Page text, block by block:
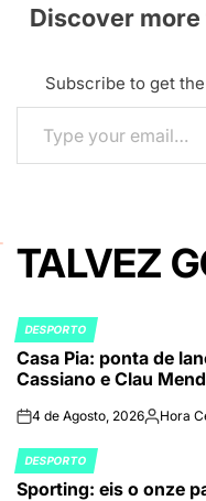
Discover
Subscribe to get
Type your email…
TALVEZ
POSTED
IN
DESPORTO
Casa Pia: ponta de
Cassiano e Clau
on4 de Agosto, 2026Publicado
Hora
POSTED
IN
DESPORTO
Sporting: eis o onze